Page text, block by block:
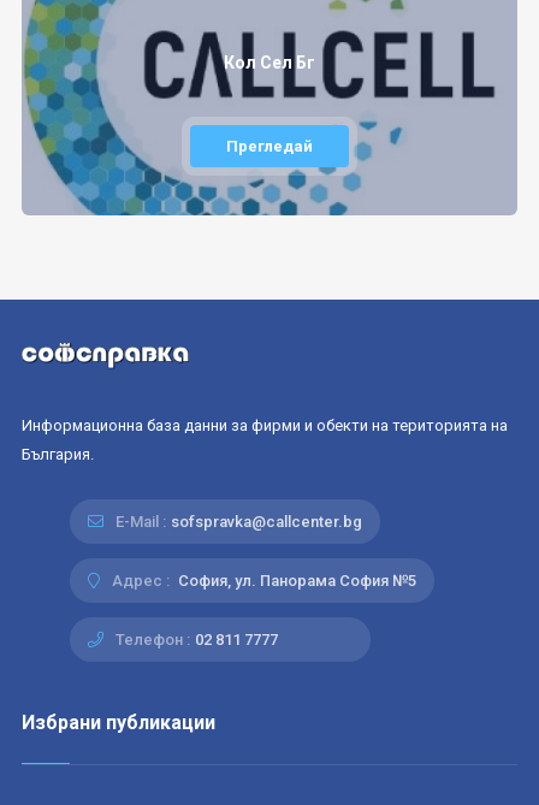
Кол Сел Бг
Прегледай
Информационна база данни за фирми и обекти на територията на
България.
E-Mail : sofspravka@callcenter.bg
Адрес : София, ул. Панорама София №5
Телефон : 02 811 7777
Избрани публикации